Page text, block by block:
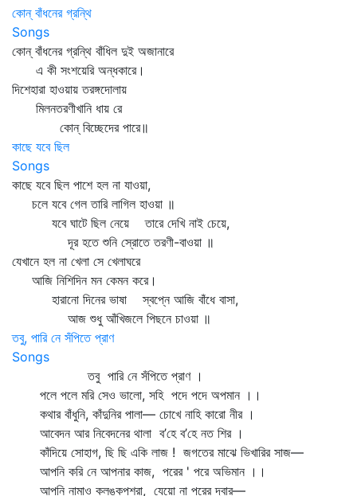
কোন্ বাঁধনের গ্রন্থি
Songs
কোন্‌ বাঁধনের গ্রন্থি বাঁধিল দুই অজানারে
এ কী সংশয়েরি অন্ধকারে।
দিশেহারা হাওয়ায় তরঙ্গদোলায়
মিলনতরণীখানি ধায় রে
কোন্‌ বিচ্ছেদের পারে॥
কাছে যবে ছিল
Songs
কাছে যবে ছিল পাশে হল না যাওয়া,
চলে যবে গেল তারি লাগিল হাওয়া ॥
যবে ঘাটে ছিল নেয়ে তারে দেখি নাই চেয়ে,
দূর হতে শুনি স্রোতে তরণী-বাওয়া ॥
যেখানে হল না খেলা সে খেলাঘরে
আজি নিশিদিন মন কেমন করে।
হারানো দিনের ভাষা স্বপ্নে আজি বাঁধে বাসা,
আজ শুধু আঁখিজলে পিছনে চাওয়া ॥
তবু, পারি নে সঁপিতে প্রাণ
Songs
তবু পারি নে সঁপিতে প্রাণ ।
পলে পলে মরি সেও ভালো, সহি পদে পদে অপমান ।।
কথার বাঁধুনি, কাঁদুনির পালা— চোখে নাহি কারো নীর ।
আবেদন আর নিবেদনের থালা ব’হে ব’হে নত শির ।
কাঁদিয়ে সোহাগ, ছি ছি একি লাজ ! জগতের মাঝে ভিখারির সাজ—
আপনি করি নে আপনার কাজ, পরের ' পরে অভিমান ।।
আপনি নামাও কলঙ্কপশরা, যেয়ো না পরের দ্বার—